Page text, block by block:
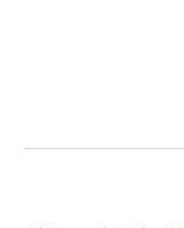
능 부위와